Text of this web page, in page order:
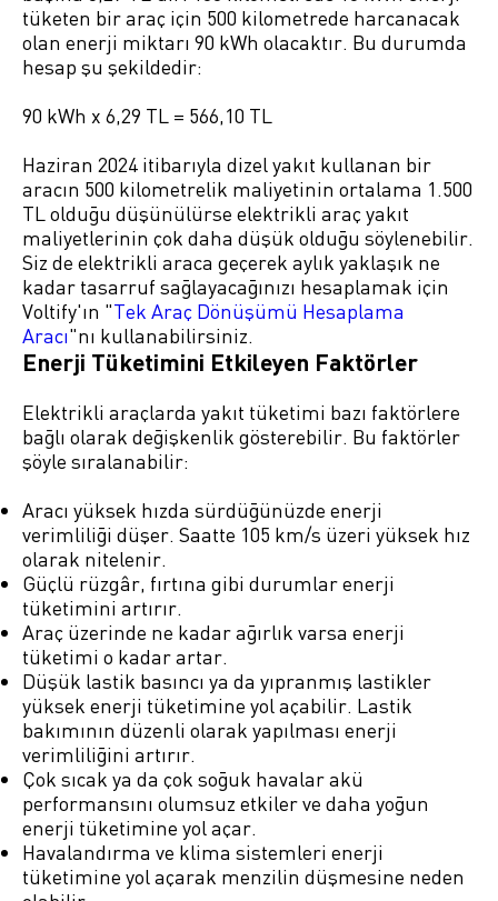
tüketen bir araç için 500 kilometrede harcanacak
olan enerji miktarı 90 kWh olacaktır. Bu durumda
hesap şu şekildedir:
90 kWh x 6,29 TL = 566,10 TL
Haziran 2024 itibarıyla dizel yakıt kullanan bir
aracın 500 kilometrelik maliyetinin ortalama 1.500
TL olduğu düşünülürse elektrikli araç yakıt
maliyetlerinin çok daha düşük olduğu söylenebilir.
Siz de elektrikli araca geçerek aylık yaklaşık ne
kadar tasarruf sağlayacağınızı hesaplamak için
Voltify'ın "Tek Araç Dönüşümü Hesaplama
Aracı"nı kullanabilirsiniz.
Enerji Tüketimini Etkileyen Faktörler
Elektrikli araçlarda yakıt tüketimi bazı faktörlere
bağlı olarak değişkenlik gösterebilir. Bu faktörler
şöyle sıralanabilir:
Aracı yüksek hızda sürdüğünüzde enerji
verimliliği düşer. Saatte 105 km/s üzeri yüksek hız
olarak nitelenir.
Güçlü rüzgâr, fırtına gibi durumlar enerji
tüketimini artırır.
Araç üzerinde ne kadar ağırlık varsa enerji
tüketimi o kadar artar.
Düşük lastik basıncı ya da yıpranmış lastikler
yüksek enerji tüketimine yol açabilir. Lastik
bakımının düzenli olarak yapılması enerji
verimliliğini artırır.
Çok sıcak ya da çok soğuk havalar akü
performansını olumsuz etkiler ve daha yoğun
enerji tüketimine yol açar.
Havalandırma ve klima sistemleri enerji
tüketimine yol açarak menzilin düşmesine neden